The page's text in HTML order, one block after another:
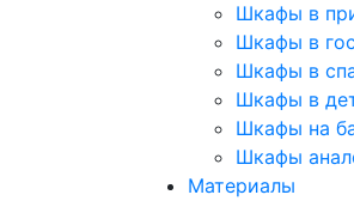
Шкафы в
Шкафы в
Шкафы в
Шкафы в
Шкафы на
Шкафы
Материалы